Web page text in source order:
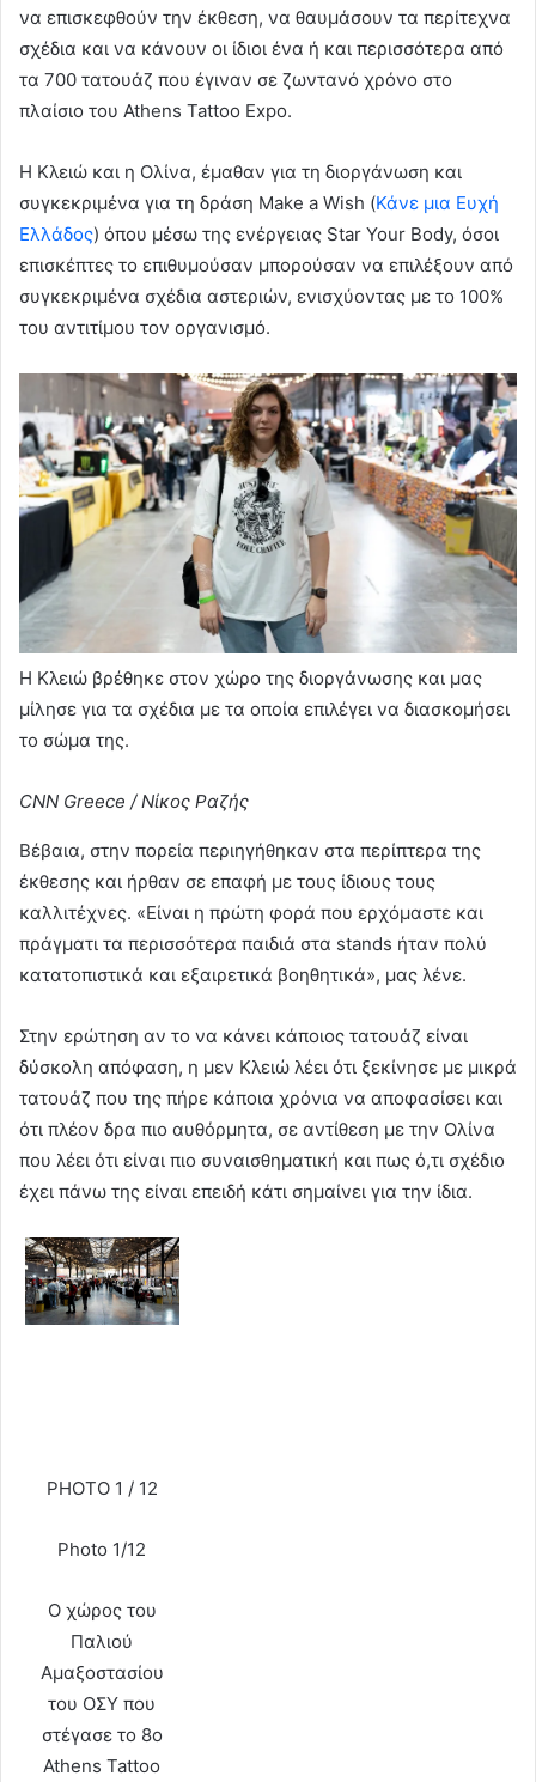
να επισκεφθούν την έκθεση, να θαυμάσουν τα περίτεχνα
σχέδια και να κάνουν οι ίδιοι ένα ή και περισσότερα από
τα 700 τατουάζ που έγιναν σε ζωντανό χρόνο στο
πλαίσιο του Athens Tattoo Expo.
Η Κλειώ και η Ολίνα, έμαθαν για τη διοργάνωση και
συγκεκριμένα για τη δράση Make a Wish (Κάνε μια Ευχή
Ελλάδος) όπου μέσω της ενέργειας Star Your Body, όσοι
επισκέπτες το επιθυμούσαν μπορούσαν να επιλέξουν από
συγκεκριμένα σχέδια αστεριών, ενισχύοντας με το 100%
του αντιτίμου τον οργανισμό.
Η Κλειώ βρέθηκε στον χώρο της διοργάνωσης και μας
μίλησε για τα σχέδια με τα οποία επιλέγει να διασκομήσει
το σώμα της.
CNN Greece / Νίκος Ραζής
Βέβαια, στην πορεία περιηγήθηκαν στα περίπτερα της
έκθεσης και ήρθαν σε επαφή με τους ίδιους τους
καλλιτέχνες. «Είναι η πρώτη φορά που ερχόμαστε και
πράγματι τα περισσότερα παιδιά στα stands ήταν πολύ
κατατοπιστικά και εξαιρετικά βοηθητικά», μας λένε.
Στην ερώτηση αν το να κάνει κάποιος τατουάζ είναι
δύσκολη απόφαση, η μεν Κλειώ λέει ότι ξεκίνησε με μικρά
τατουάζ που της πήρε κάποια χρόνια να αποφασίσει και
ότι πλέον δρα πιο αυθόρμητα, σε αντίθεση με την Ολίνα
που λέει ότι είναι πιο συναισθηματική και πως ό,τι σχέδιο
έχει πάνω της είναι επειδή κάτι σημαίνει για την ίδια.
PHOTO 1 / 12
Photo 1/12
Ο χώρος του
Παλιού
Αμαξοστασίου
του ΟΣΥ που
στέγασε το 8o
Athens Tattoo